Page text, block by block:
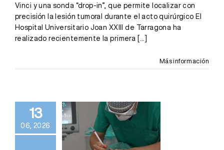
Vinci y una sonda “drop-in”, que permite localizar con
precisión la lesión tumoral durante el acto quirúrgico El
Hospital Universitario Joan XXIII de Tarragona ha
realizado recientemente la primera [...]
Más información
13
06, 2026
El Hospital
alerta sobre
cinco falsos
mitos que